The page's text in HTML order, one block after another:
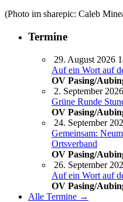
(Photo im sharepic: Caleb
Termine
29. August 2026
Auf ein Wort auf
OV Pasing/
2. September
Grüne Runde
OV Pasing/
24. September
Gemeinsam:
Ortsverband
OV Pasing/
26. September
Auf ein Wort auf
OV Pasing/
Alle Termine →